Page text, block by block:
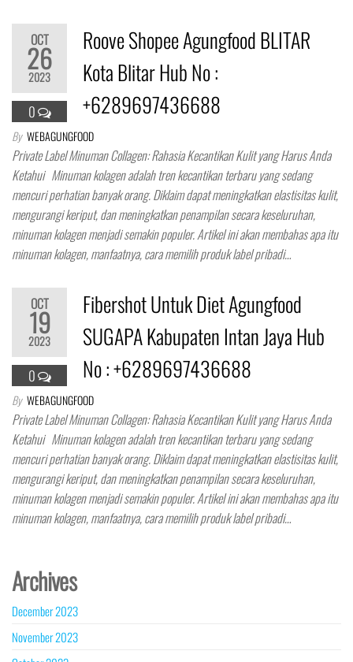
OCT
26
2023
0
Roove Shopee Agungfood BLITAR
Kota Blitar Hub No :
+6289697436688
By WEBAGUNGFOOD
Private Label Minuman Collagen: Rahasia Kecantikan Kulit yang Harus Anda
Ketahui Minuman kolagen adalah tren kecantikan terbaru yang sedang
mencuri perhatian banyak orang. Diklaim dapat meningkatkan elastisitas kulit,
mengurangi keriput, dan meningkatkan penampilan secara keseluruhan,
minuman kolagen menjadi semakin populer. Artikel ini akan membahas apa itu
minuman kolagen, manfaatnya, cara memilih produk label pribadi…
OCT
19
2023
0
Fibershot Untuk Diet Agungfood
SUGAPA Kabupaten Intan Jaya Hub
No : +6289697436688
By WEBAGUNGFOOD
Private Label Minuman Collagen: Rahasia Kecantikan Kulit yang Harus Anda
Ketahui Minuman kolagen adalah tren kecantikan terbaru yang sedang
mencuri perhatian banyak orang. Diklaim dapat meningkatkan elastisitas kulit,
mengurangi keriput, dan meningkatkan penampilan secara keseluruhan,
minuman kolagen menjadi semakin populer. Artikel ini akan membahas apa itu
minuman kolagen, manfaatnya, cara memilih produk label pribadi…
Archives
December 2023
November 2023